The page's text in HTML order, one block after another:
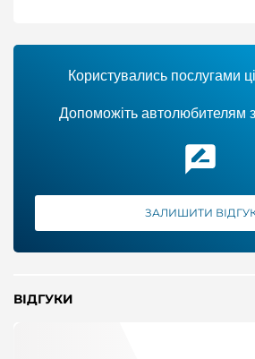
Користувались послугами
Допоможіть автолюбителям
ЗАЛИШИТИ
ВІДГУКИ